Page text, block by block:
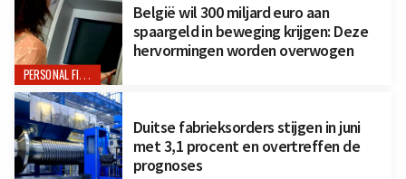
PERSONAL FINANCE
België wil 300 miljard euro aan
spaargeld in beweging krijgen: Deze
hervormingen worden overwogen
Duitse fabrieksorders stijgen in juni
met 3,1 procent en overtreffen de
prognoses